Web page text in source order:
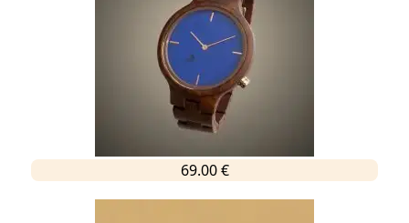
69.00 €